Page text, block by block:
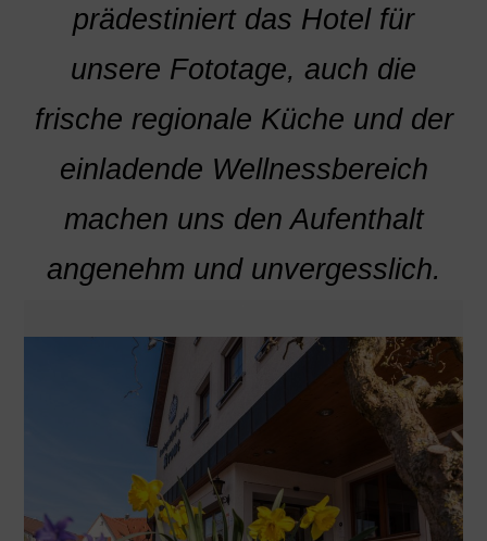
prädestiniert das Hotel für
unsere Fototage, auch die
frische regionale Küche und der
einladende Wellnessbereich
machen uns den Aufenthalt
angenehm und unvergesslich.